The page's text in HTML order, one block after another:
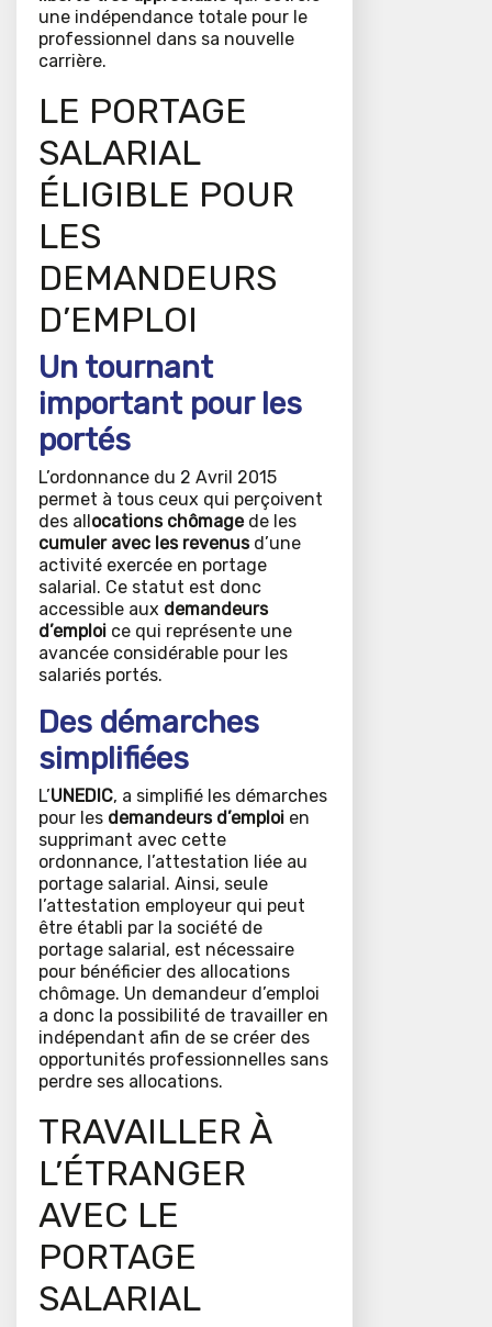
une indépendance totale pour le
professionnel dans sa nouvelle
carrière.
LE PORTAGE
SALARIAL
ÉLIGIBLE POUR
LES
DEMANDEURS
D’EMPLOI
Un tournant
important pour les
portés
L’ordonnance du 2 Avril 2015
permet à tous ceux qui perçoivent
des all ocations chômage de les
cumuler avec les revenusd’une
activité exercée en portage
salarial. Ce statut est donc
accessible aux demandeurs
d’emploi ce qui représente une
avancée considérable pour les
salariés portés.
Des démarches
simplifiées
L’UNEDIC, a simplifié les démarches
pour les demandeurs d’emploi en
supprimant avec cette
ordonnance, l’attestation liée au
portage salarial. Ainsi, seule
l’attestation employeur qui peut
être établi par la société de
portage salarial, est nécessaire
pour bénéficier des allocations
chômage. Un demandeur d’emploi
a donc la possibilité de travailler en
indépendant afin de se créer des
opportunités professionnelles sans
perdre ses allocations.
TRAVAILLER À
L’ÉTRANGER
AVEC LE
PORTAGE
SALARIAL